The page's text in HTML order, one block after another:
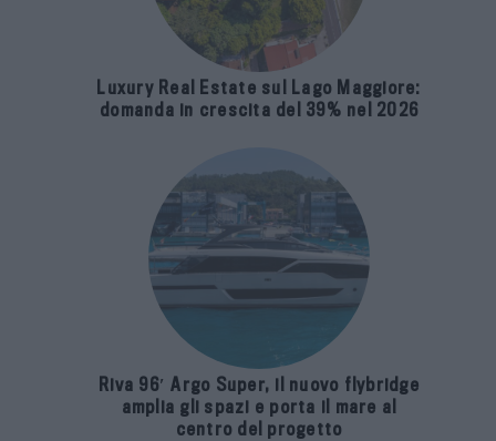
Luxury Real Estate sul Lago Maggiore:
domanda in crescita del 39% nel 2026
Riva 96′ Argo Super, il nuovo flybridge
amplia gli spazi e porta il mare al
centro del progetto